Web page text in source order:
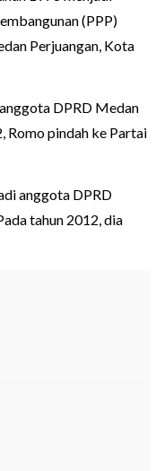
(PPP)
Perjuangan, Kota
DPRD Medan
Romo pindah ke Partai
anggota DPRD
tahun 2012, dia